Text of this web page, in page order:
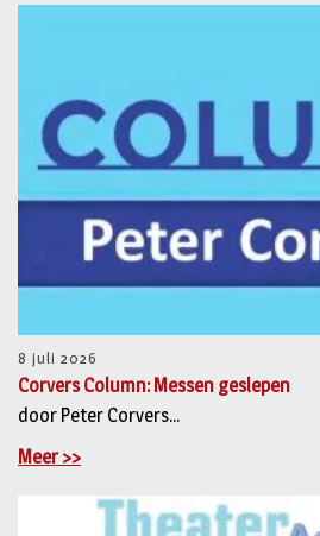
8 juli 2026
Corvers Column: Messen geslepen
door Peter Corvers...
Meer >>